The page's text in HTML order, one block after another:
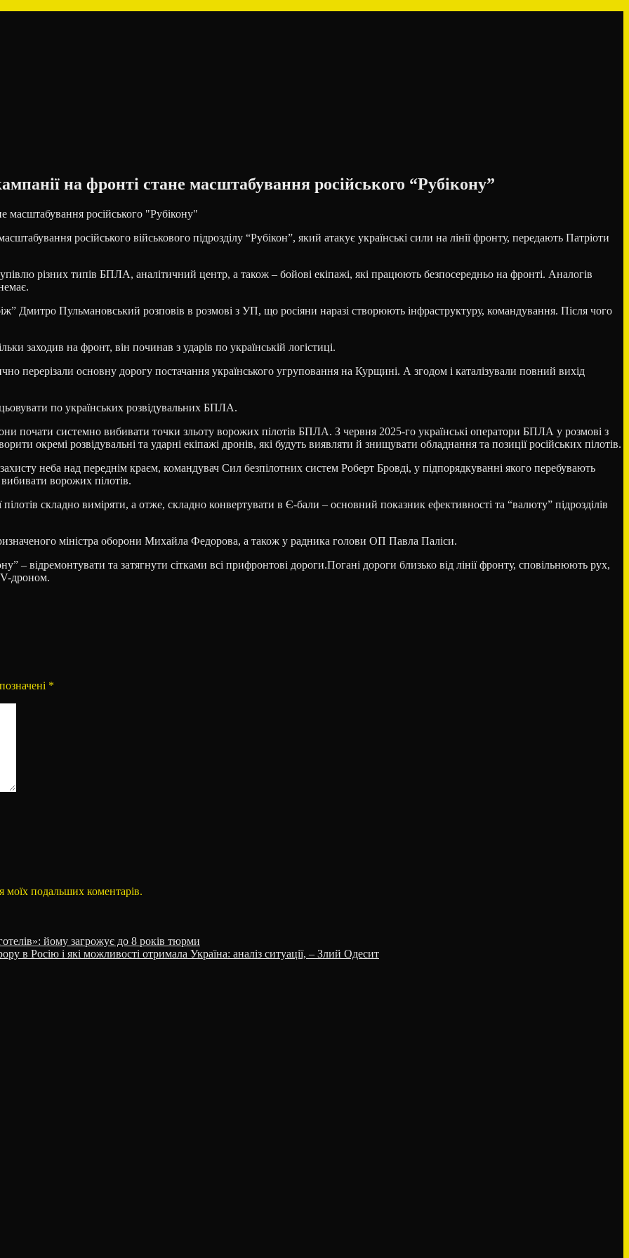
на фронті стане масштабування російського “Рубікону”
російського військового підрозділу “Рубікон”, який атакує українські сили на лінії фронту, передають Патріоти
різних типів БПЛА, аналітичний центр, а також – бойові екіпажі, які працюють безпосередньо на фронті. Аналогів
Дмитро Пульмановський розповів в розмові з УП, що росіяни наразі створюють інфраструктуру, командування. Після чого
заходив на фронт, він починав з ударів по українській логістиці.
перерізали основну дорогу постачання українського угруповання на Курщині. А згодом і каталізували повний вихід
по українських розвідувальних БПЛА.
почати системно вибивати точки зльоту ворожих пілотів БПЛА. З червня 2025-го українські оператори БПЛА у розмові з
окремі розвідувальні та ударні екіпажі дронів, які будуть виявляти й знищувати обладнання та позиції російських пілотів.
неба над переднім краєм, командувач Сил безпілотних систем Роберт Бровді, у підпорядкуванні якого перебувають
ворожих пілотів.
складно виміряти, а отже, складно конвертувати в Є-бали – основний показник ефективності та “валюту” підрозділів
міністра оборони Михайла Федорова, а також у радника голови ОП Павла Паліси.
– відремонтувати та затягнути сітками всі прифронтові дороги.Погані дороги близько від лінії фронту, сповільнюють рух,
дроном.
*
моїх подальших коментарів.
йому загрожує до 8 років тюрми
в Росію і які можливості отримала Україна: аналіз ситуації, – Злий Одесит